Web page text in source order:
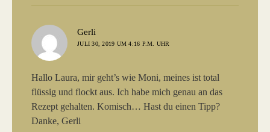
Gerli
JULI 30, 2019 UM 4:16 P.M. UHR
Hallo Laura, mir geht’s wie Moni, meines ist total
flüssig und flockt aus. Ich habe mich genau an das
Rezept gehalten. Komisch… Hast du einen Tipp?
Danke, Gerli